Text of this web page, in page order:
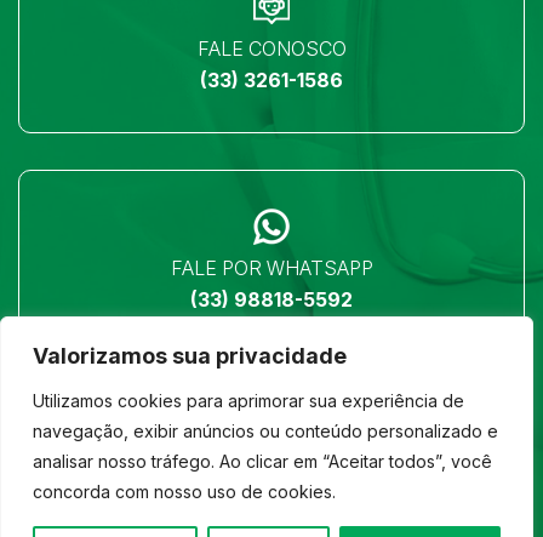
Valorizamos sua privacidade
Utilizamos cookies para aprimorar sua experiência de
navegação, exibir anúncios ou conteúdo personalizado e
analisar nosso tráfego. Ao clicar em “Aceitar todos”, você
concorda com nosso uso de cookies.
FALE CONOSCO
(33) 3261-1586
FALE POR WHATSAPP
(33) 98818-5592
LOCALIZAÇÃO